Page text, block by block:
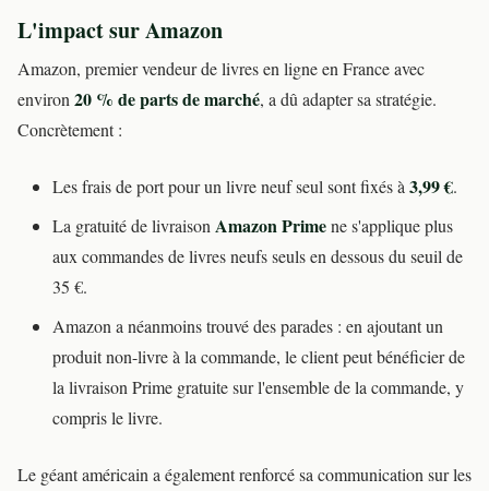
L'impact sur Amazon
Amazon, premier vendeur de livres en ligne en France avec
environ20 % de parts de marché, a dû adapter sa stratégie.
Concrètement :
Les frais de port pour un livre neuf seul sont fixés à3,99 €.
La gratuité de livraisonAmazon Primene s'applique plus
aux commandes de livres neufs seuls en dessous du seuil de
35 €.
Amazon a néanmoins trouvé des parades : en ajoutant un
produit non-livre à la commande, le client peut bénéficier de
la livraison Prime gratuite sur l'ensemble de la commande, y
compris le livre.
Le géant américain a également renforcé sa communication sur les